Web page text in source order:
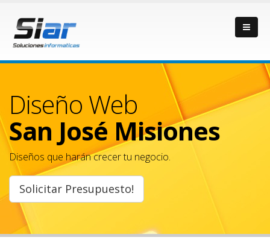
Diseño Web
San José Misiones
Diseños que harán crecer tu negocio.
Solicitar Presupuesto!